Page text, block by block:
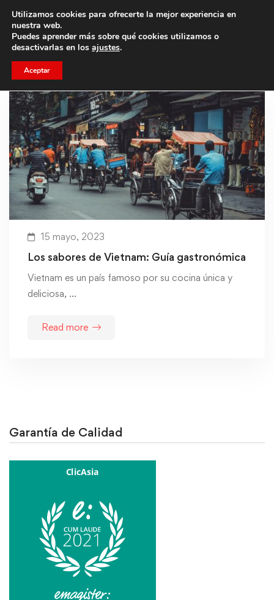
Trae a un amigo y llevaos un total de 75€ de descuento.
15 mayo, 2023
Los sabores de Vietnam: Guía gastronómica
Vietnam es un país famoso por su cocina única y
deliciosa, …
Read more
Garantía de Calidad
Utilizamos cookies para ofrecerte la mejor experiencia en
nuestra web.
Puedes aprender más sobre qué cookies utilizamos o
desactivarlas en los ajustes.
Aceptar